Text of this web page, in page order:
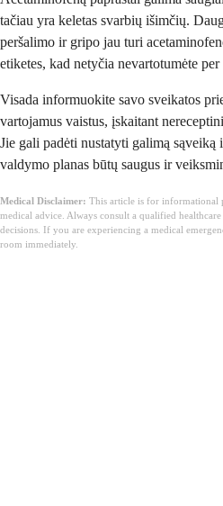
tačiau yra keletas svarbių išimčių.
peršalimo ir gripo jau turi
etiketes, kad netyčia nevartotumėte per
Visada informuokite savo sveikatos
vartojamus vaistus, įskaitant
Jie gali padėti nustatyti galimą
valdymo planas būtų saugus ir
Medical Disclaimer: This article is for informational
medical advice. Always consult a qualified
decisions. If you are experiencing a medical
room immediately.